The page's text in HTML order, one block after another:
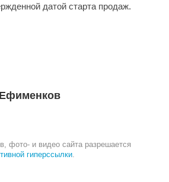
датой старта продаж.
фото- и видео сайта разрешается
гиперссылки